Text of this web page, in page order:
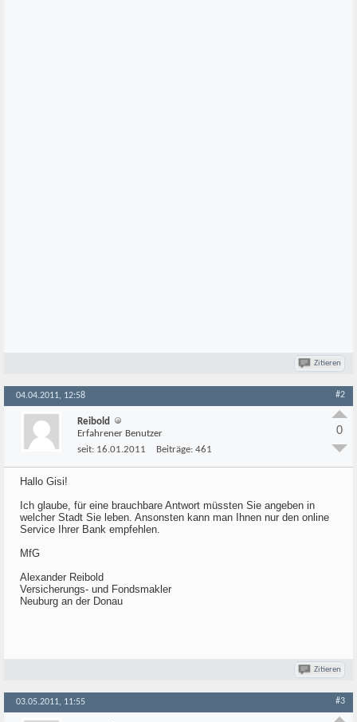
Zitieren
04.04.2011, 12:58 #2
Reibold
Erfahrener Benutzer
seit: 16.01.2011 Beiträge: 461
0
Hallo Gisi!
Ich glaube, für eine brauchbare Antwort müssten Sie angeben in
welcher Stadt Sie leben. Ansonsten kann man Ihnen nur den online
Service Ihrer Bank empfehlen.
MfG
Alexander Reibold
Versicherungs- und Fondsmakler
Neuburg an der Donau
Zitieren
03.05.2011, 11:55 #3